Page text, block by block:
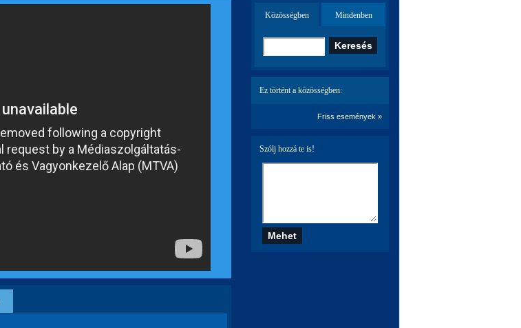
Közösségben Mindenben
Ez történt a közösségben:
Friss események »
Szólj hozzá te is!